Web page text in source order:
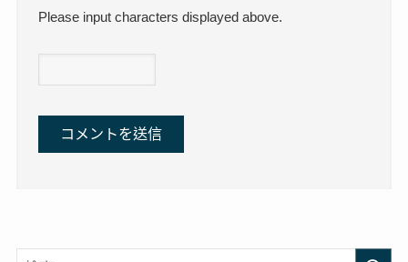
Please input characters displayed above.